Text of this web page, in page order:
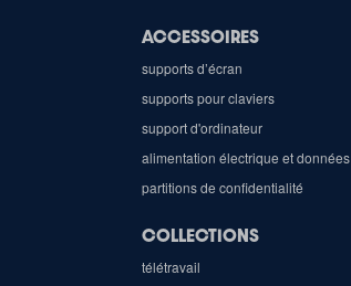
ACCESSOIRES
supports d’écran
supports pour claviers
support d'ordinateur
alimentation électrique et données
partitions de confidentialité
COLLECTIONS
télétravail